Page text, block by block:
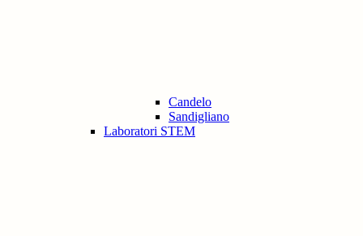
Candelo
Sandigliano
Laboratori STEM